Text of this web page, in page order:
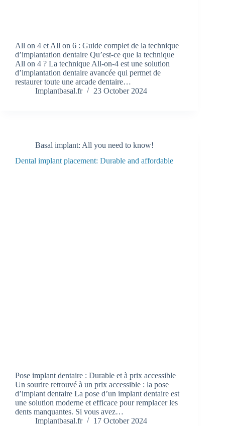
All on 4 et All on 6 : Guide complet de la technique
d’implantation dentaire Qu’est-ce que la technique
All on 4 ? La technique All-on-4 est une solution
d’implantation dentaire avancée qui permet de
restaurer toute une arcade dentaire…
Implantbasal.fr
23 October 2024
Basal implant: All you need to know!
Dental implant placement: Durable and affordable
Pose implant dentaire : Durable et à prix accessible
Un sourire retrouvé à un prix accessible : la pose
d’implant dentaire La pose d’un implant dentaire est
une solution moderne et efficace pour remplacer les
dents manquantes. Si vous avez…
Implantbasal.fr
17 October 2024